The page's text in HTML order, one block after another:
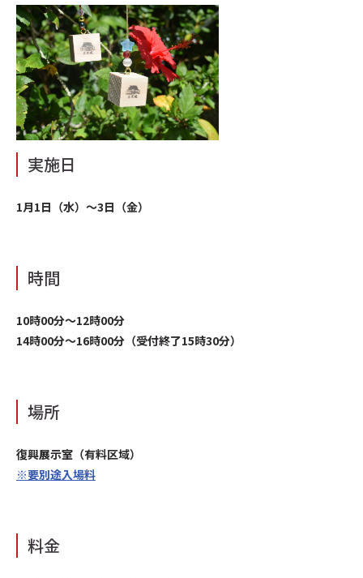
実施日
1月1日（水）～3日（金）
時間
10時00分〜12時00分
14時00分〜16時00分（受付終了15時30分）
場所
復興展示室（有料区域）
※要別途入場料
料金